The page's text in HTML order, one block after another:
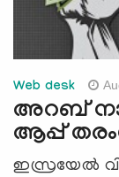
Web desk
അറബ്
ആപ്പ്
ഇസ്രയേല്‍